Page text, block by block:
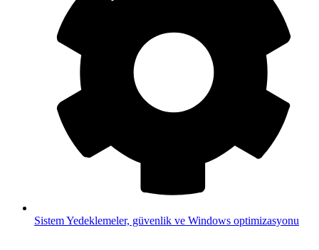
SistemYedeklemeler, güvenlik ve Windows optimizasyonu